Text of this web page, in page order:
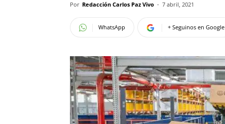
Por Redacción Carlos Paz Vivo - 7 abril, 2021
WhatsApp + Seguinos en Google